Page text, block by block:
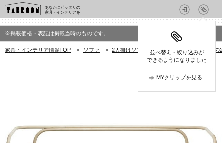
あなたにピッタリの
家具・インテリアを
並べ替え・絞り込みが
できるようになりました
MYクリップを見る
※掲載価格・表記は掲載当時のものです。
家具・インテリア情報TOP > ソファ > 2人掛けソファ > トーネット(THONET)の